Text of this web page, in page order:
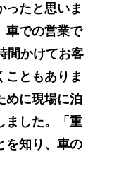
ったと思いま
車での営業で
間かけてお客
こともありま
めに現場に泊
ました。「重
を知り、車の